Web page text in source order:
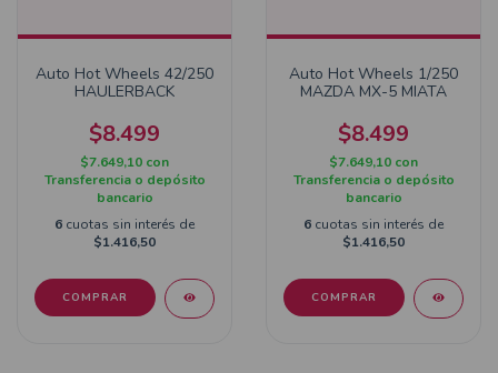
Auto Hot Wheels 42/250
HAULERBACK
$8.499
$7.649,10 con
Transferencia o depósito
bancario
6 cuotas sin interés de
$1.416,50
Auto Hot Wheels 1/250
MAZDA MX-5 MIATA
$8.499
$7.649,10 con
Transferencia o depósito
bancario
6 cuotas sin interés de
$1.416,50